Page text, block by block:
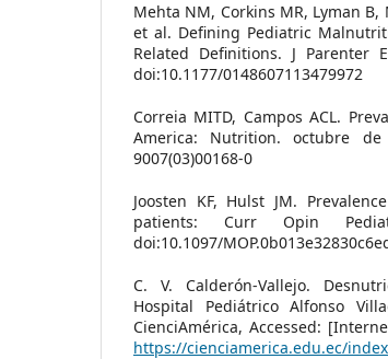
Mehta NM, Corkins MR, Lyman B,
et al. Defining Pediatric
Related Definitions. J Parenter
doi:10.1177/0148607113479972
Correia MITD, Campos ACL.
America: Nutrition. octubre de
9007(03)00168-0
Joosten KF, Hulst JM.
patients: Curr Opin
doi:10.1097/
C. V. Calderón-Vallejo.
Hospital Pediátrico Alfonso
CienciAmérica, Accessed:
https://cienciamerica.edu.ec/